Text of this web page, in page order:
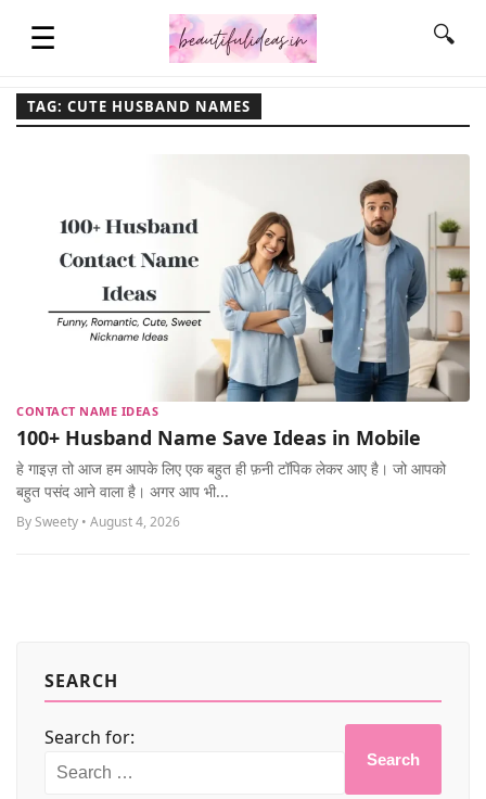
☰
LIFESTYLE
CONTACT NAME IDEAS
MORE
🔍
TAG: CUTE HUSBAND NAMES
CONTACT NAME IDEAS
100+ Husband Name Save Ideas in Mobile
हे गाइज़ तो आज हम आपके लिए एक बहुत ही फ़नी टॉपिक लेकर आए है। जो आपको
बहुत पसंद आने वाला है। अगर आप भी...
By Sweety • August 4, 2026
SEARCH
Search for:
Search